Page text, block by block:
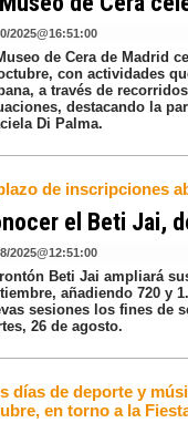
2025@16:51:00
de Cera de Madrid
con actividades
a través de
destacando la
Di Palma.
de inscripciones
el Beti Jai,
2025@12:51:00
Beti Jai ampliará
añadiendo 720 y
sesiones los fines de
26 de agosto.
días de deporte y
en torno a la